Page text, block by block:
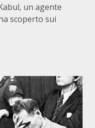
un agente
scoperto sui